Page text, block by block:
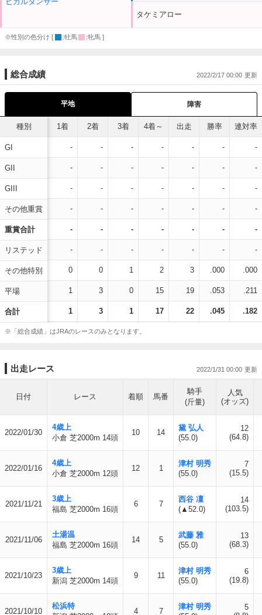
タケミアロー
※性別の色分け [ :牡馬 :牝馬 ]
総合成績 2022/2/17 00:00
平地 障害
種別
GI
GII
GIII
その他重賞
重賞合計
リステッド
その他特別
平場
合計
1着 2着 3着 4着～ 出走 勝率 連対率
- - - - - - -
- - - - - - -
- - - - - - -
- - - - - - -
- - - - - - -
- - - - - - -
0 0 1 2 3 .000 .000
1 3 0 15 19 .053 .211
1 3 1 17 22 .045 .182
※「総合成績」はJRAのレースのみとなります。
出走レース 2022/1/31 00:00
日付 レース 着順 馬番
騎手
(斤量)
人気
(オッズ)
2022/01/30
4歳上
小倉 芝2000m 14頭
10 14
黛 弘人
(55.0)
12
(64.8)
2022/01/16
4歳上
小倉 芝2000m 12頭
12 1
津村 明秀
(55.0)
7
(15.5)
2021/11/21
3歳上
福島 芝2000m 16頭
6 7
西谷 凜
(▲52.0)
14
(103.5)
2021/11/06
土湯温
福島 芝2000m 16頭
14 5
武藤 雅
(55.0)
13
(68.3)
2021/10/23
3歳上
新潟 芝2000m 14頭
9 11
津村 明秀
(55.0)
6
(19.8)
2021/10/10
松浜特
4 7
津村 明秀
5